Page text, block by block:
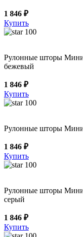
1 846 ₽
Купить
100
Рулонные шторы
бежевый
1 846 ₽
Купить
100
Рулонные шторы
1 846 ₽
Купить
100
Рулонные шторы
серый
1 846 ₽
Купить